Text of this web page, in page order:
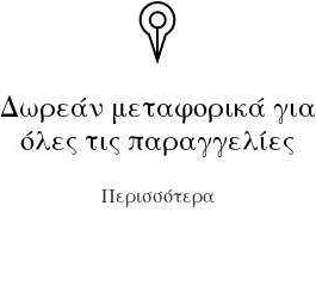
Δωρεάν μεταφορικά για
όλες τις παραγγελίες
Περισσότερα